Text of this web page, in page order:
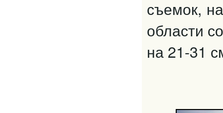
съемок,
области
на 21-31